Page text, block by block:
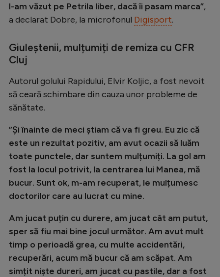
l-am văzut pe Petrila liber, dacă îi pasam marca”,
a declarat Dobre, la microfonul Digisport.
Giuleștenii, mulțumiți de remiza cu CFR
Cluj
Autorul golului Rapidului, Elvir Koljic, a fost nevoit
să ceară schimbare din cauza unor probleme de
sănătate.
”Și înainte de meci știam că va fi greu. Eu zic că
este un rezultat pozitiv, am avut ocazii să luăm
toate punctele, dar suntem mulțumiți. La gol am
fost la locul potrivit, la centrarea lui Manea, mă
bucur. Sunt ok, m-am recuperat, le mulțumesc
doctorilor care au lucrat cu mine.
Am jucat puțin cu durere, am jucat cât am putut,
sper să fiu mai bine jocul următor. Am avut mult
timp o perioadă grea, cu multe accidentări,
recuperări, acum mă bucur că am scăpat. Am
simțit niște dureri, am jucat cu pastile, dar a fost